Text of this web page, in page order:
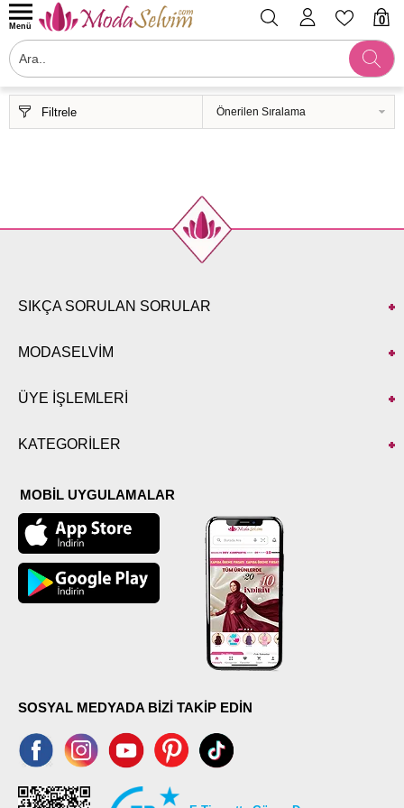
0
Menü
Filtrele
SIKÇA SORULAN SORULAR
MODASELVİM
ÜYE İŞLEMLERİ
KATEGORİLER
MOBİL UYGULAMALAR
SOSYAL MEDYADA BİZİ TAKİP EDİN